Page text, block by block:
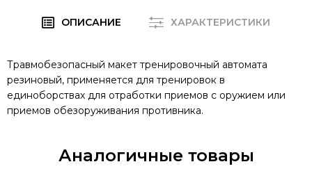
ОПИСАНИЕ ХАРАКТЕРИСТИКИ
Травмобезопасный макет тренировочный автомата
резиновый, применяется для тренировок в
единоборствах для отработки приемов с оружием или
приемов обезоруживания противника.
Аналогичные товары